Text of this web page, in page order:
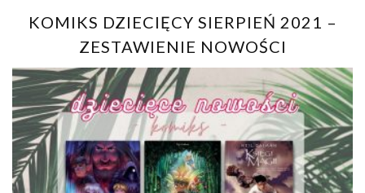
KOMIKS DZIECIĘCY SIERPIEŃ 2021 –
ZESTAWIENIE NOWOŚCI